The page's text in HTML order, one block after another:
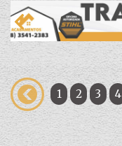
1 2 3 4